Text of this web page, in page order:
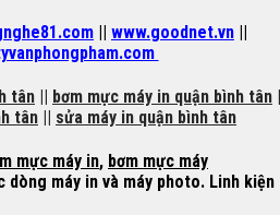
|| www.goodnet.vn ||
tân bơm mực máy in quận bình tân
tân
sửa máy in quận bình tân
mực máy in, bơm mực máy
dòng máy in và máy photo. Linh kiện